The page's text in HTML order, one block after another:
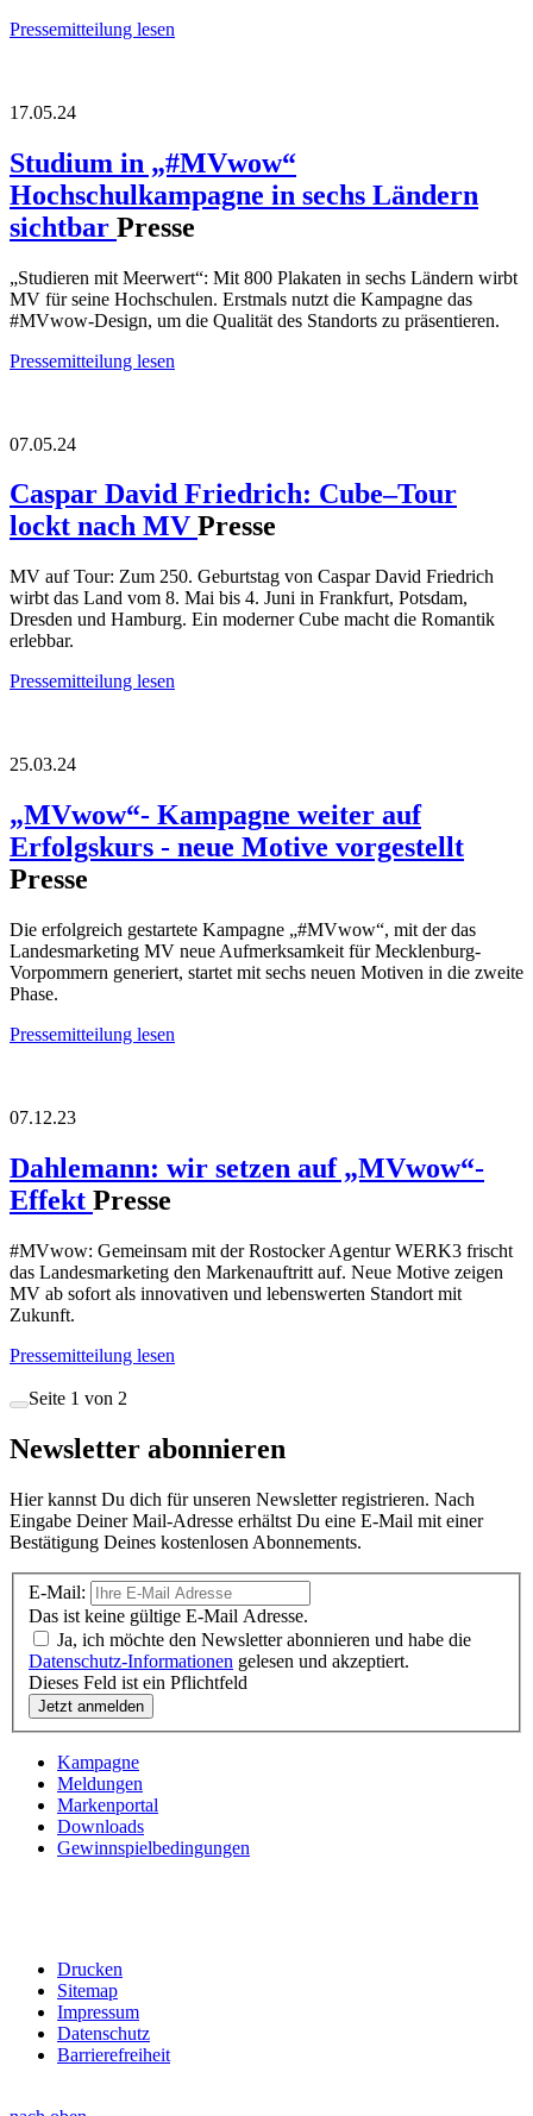
Pressemitteilung lesen
17.05.24
Studium in „#MVwow“
Hochschulkampagne in sechs Ländern
sichtbar Presse
„Studieren mit Meerwert“: Mit 800 Plakaten in sechs Ländern wirbt
MV für seine Hochschulen. Erstmals nutzt die Kampagne das
#MVwow-Design, um die Qualität des Standorts zu präsentieren.
Pressemitteilung lesen
07.05.24
Caspar David Friedrich: Cube–Tour
lockt nach MV Presse
MV auf Tour: Zum 250. Geburtstag von Caspar David Friedrich
wirbt das Land vom 8. Mai bis 4. Juni in Frankfurt, Potsdam,
Dresden und Hamburg. Ein moderner Cube macht die Romantik
erlebbar.
Pressemitteilung lesen
25.03.24
„MVwow“- Kampagne weiter auf
Erfolgskurs - neue Motive vorgestellt
Presse
Die erfolgreich gestartete Kampagne „#MVwow“, mit der das
Landesmarketing MV neue Aufmerksamkeit für Mecklenburg-
Vorpommern generiert, startet mit sechs neuen Motiven in die zweite
Phase.
Pressemitteilung lesen
07.12.23
Dahlemann: wir setzen auf „MVwow“-
Effekt Presse
#MVwow: Gemeinsam mit der Rostocker Agentur WERK3 frischt
das Landesmarketing den Markenauftritt auf. Neue Motive zeigen
MV ab sofort als innovativen und lebenswerten Standort mit
Zukunft.
Pressemitteilung lesen
Seite 1 von 2
Newsletter abonnieren
Hier kannst Du dich für unseren Newsletter registrieren. Nach
Eingabe Deiner Mail-Adresse erhältst Du eine E-Mail mit einer
Bestätigung Deines kostenlosen Abonnements.
E-Mail:
Das ist keine gültige E-Mail Adresse.
Ja, ich möchte den Newsletter abonnieren und habe die
Datenschutz-Informationen gelesen und akzeptiert.
Dieses Feld ist ein Pflichtfeld
Kampagne
Meldungen
Markenportal
Downloads
Gewinnspielbedingungen
Drucken
Sitemap
Impressum
Datenschutz
Barrierefreiheit